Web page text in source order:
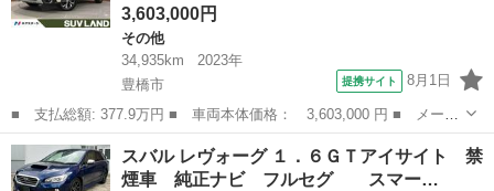
3,603,000円
その他
34,935km
2023年
豊橋市
提携サイト 8月1日
■ 支払総額: 377.9万円 ■ 車両本体価格： 3,603,000 円 ■ メーカ
ー名： スバル ■ 車種名： レガシィアウトバック ■ グレード
名： リミテッドＥＸ １１型メーカーナビ ハーマンカードン フ
ロント・サ...
愛知 豊橋市
スバル レヴォーグ １．６ＧＴアイサイト 禁
煙車 純正ナビ フルセグ スマー…